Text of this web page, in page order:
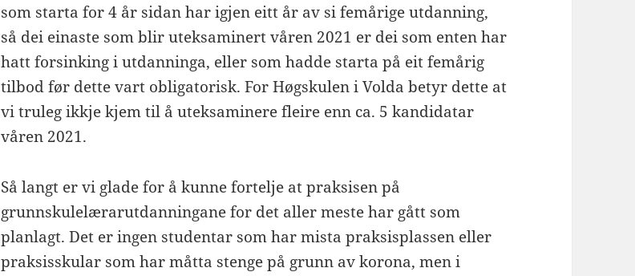
som starta for 4 år sidan har igjen eitt år av si femårige utdanning,
så dei einaste som blir uteksaminert våren 2021 er dei som enten har
hatt forsinking i utdanninga, eller som hadde starta på eit femårig
tilbod før dette vart obligatorisk. For Høgskulen i Volda betyr dette at
vi truleg ikkje kjem til å uteksaminere fleire enn ca. 5 kandidatar
våren 2021.
Så langt er vi glade for å kunne fortelje at praksisen på
grunnskulelærarutdanningane for det aller meste har gått som
planlagt. Det er ingen studentar som har mista praksisplassen eller
praksisskular som har måtta stenge på grunn av korona, men i